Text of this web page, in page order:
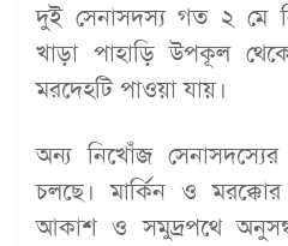
দুই সেনাসদস্য গত ২ মে
খাড়া পাহাড়ি উপকূল
মরদেহটি পাওয়া যায়।
অন্য নিখোঁজ
চলছে। মার্কিন ও মরক্কোর
আকাশ ও সমুদ্রপথে